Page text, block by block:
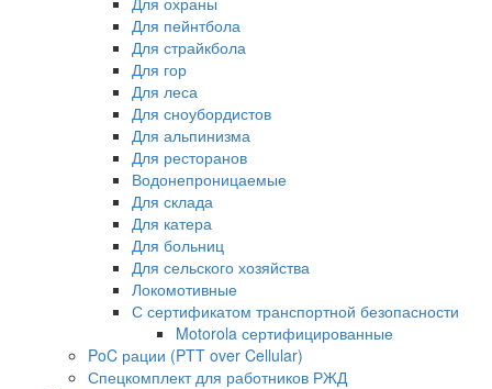
Для пейнтбола
Для страйкбола
Для гор
Для леса
Для сноубордистов
Для альпинизма
Для ресторанов
Водонепроницаемые
Для склада
Для катера
Для больниц
Для сельского хозяйства
Локомотивные
С сертификатом транспортной безопасности
Motorola сертифицированные
PoC рации (PTT over Cellular)
Спецкомплект для работников РЖД